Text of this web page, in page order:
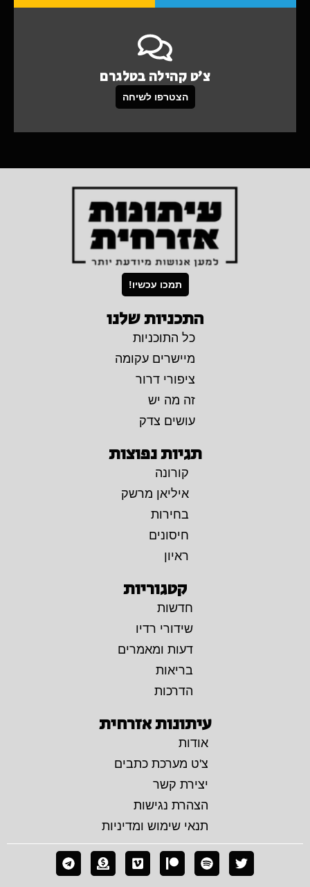
צ'ט קהילה בטלגרם
הצטרפו לשיחה
תמכו עכשיו!
התכניות שלנו
כל התוכניות
מיישרים עקומה
ציפורי דרור
זה מה יש
עושים צדק
תגיות נפוצות
קורונה
איליאן מרשק
בחירות
חיסונים
ראיון
קטגוריות
חדשות
שידורי רדיו
דעות ומאמרים
בריאות
הדרכות
עיתונות אזרחית
אודות
צ'ט מערכת כתבים
יצירת קשר
הצהרת נגישות
תנאי שימוש ומדיניות